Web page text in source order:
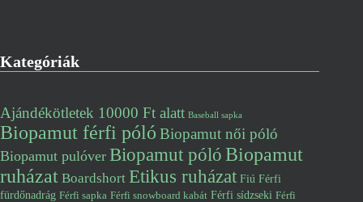
Kategóriák
Ajándékötletek 10000 Ft alatt Baseball sapka
Biopamut férfi póló Biopamut női póló
Biopamut pulóver Biopamut pólóBiopamut
ruházat Boardshort Etikus ruházat Fiú Férfi
fürdőnadrág Férfi sapka Férfi snowboard kabát Férfi sídzseki Férfi